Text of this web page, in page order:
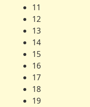
11
12
13
14
15
16
17
18
19